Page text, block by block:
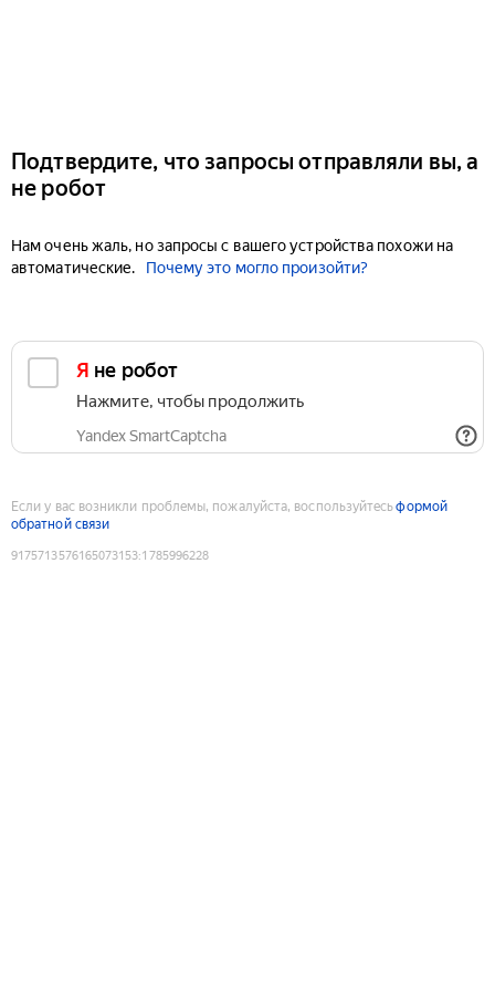
Подтвердите, что запросы отправляли вы, а
не робот
Нам очень жаль, но запросы с вашего устройства похожи на
автоматические.
Почему это могло произойти?
Я не робот
Нажмите, чтобы продолжить
Yandex SmartCaptcha
Если у вас возникли проблемы, пожалуйста, воспользуйтесьформой
обратной связи
9175713576165073153:1785996228